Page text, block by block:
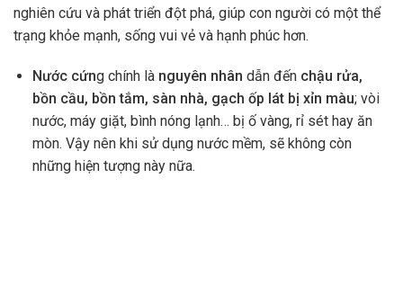
nghiên cứu và phát triển đột phá, giúp con người có một thể
trạng khỏe mạnh, sống vui vẻ và hạnh phúc hơn.
Nước cứng chính lànguyên nhân dẫn đếnchậu rửa,
bồn cầu, bồn tắm, sàn nhà, gạch ốp lát bị xỉn màu; vòi
nước, máy giặt, bình nóng lạnh… bị ố vàng, rỉ sét hay ăn
mòn. Vậy nên khi sử dụng nước mềm, sẽ không còn
những hiện tượng này nữa.